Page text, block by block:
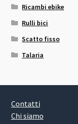
Ricambi ebike
Rulli bici
Scatto fisso
Talaria
Contatti
Chi siamo